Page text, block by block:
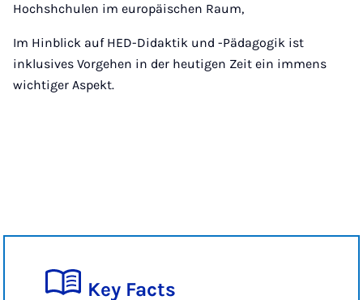
Hochshchulen im europäischen Raum,
Im Hinblick auf HED-Didaktik und -Pädagogik ist
inklusives Vorgehen in der heutigen Zeit ein immens
wichtiger Aspekt.
Key Facts